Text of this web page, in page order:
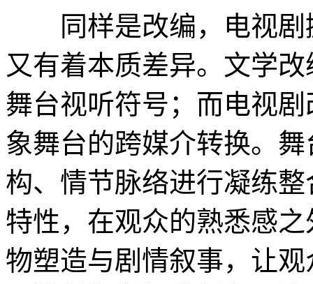
同样是改编，电视剧
又有着本质差异。文学
舞台视听符号；而电视
象舞台的跨媒介转换。
构、情节脉络进行凝练
特性，在观众的熟悉感
物塑造与剧情叙事，让